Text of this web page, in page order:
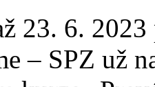
23. 6.
– SPZ už